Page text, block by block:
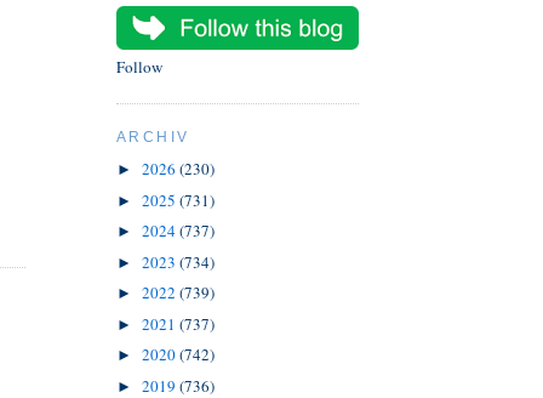
Follow
ARCHIV
► 2026 (230)
► 2025 (731)
► 2024(737)
► 2023 (734)
► 2022 (739)
► 2021 (737)
► 2020(742)
► 2019 (736)